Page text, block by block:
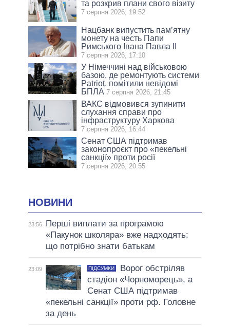
та розкрив плани свого візиту
7 серпня 2026, 19:52
Нацбанк випустить пам’ятну
монету на честь Папи
Римського Івана Павла II
7 серпня 2026, 17:10
У Німеччині над військовою
базою, де ремонтують системи
Patriot, помітили невідомі
БПЛА 7 серпня 2026, 21:45
ВАКС відмовився зупинити
слухання справи про
інфраструктуру Харкова
7 серпня 2026, 16:44
Сенат США підтримав
законопроєкт про «пекельні
санкції» проти росії
7 серпня 2026, 20:55
НОВИНИ
23:56
Перші виплати за програмою
«Пакунок школяра» вже надходять:
що потрібно знати батькам
23:09 ПІДСУМКИ
Ворог обстріляв
стадіон «Чорноморець», а
Сенат США підтримав
«пекельні санкції» проти рф. Головне
за день